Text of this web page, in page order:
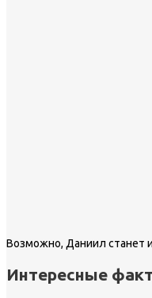
Возможно, Даниил станет
Интересные